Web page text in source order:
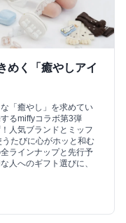
めく「癒やしアイ
「癒やし」を求めてい
るmiffyコラボ第3弾
人気ブランドとミッフ
たびに心がホッと和む
ラインナップと先行予
人へのギフト選びに、